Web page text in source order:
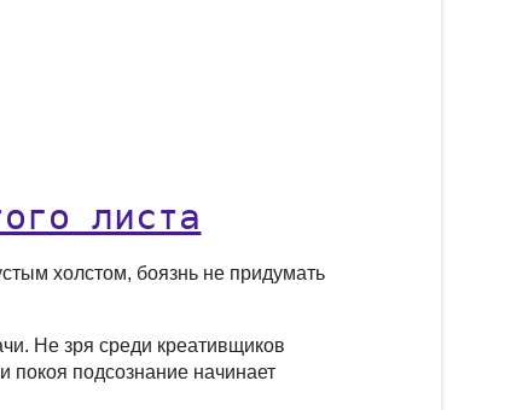
листа
холстом, боязнь не придумать
Не зря среди креативщиков
подсознание начинает